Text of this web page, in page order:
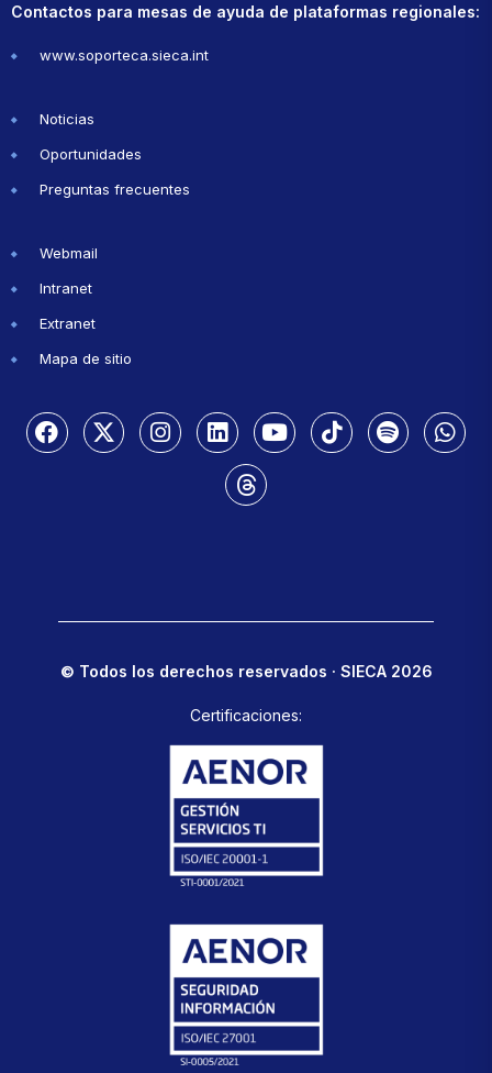
Contactos para mesas de ayuda de plataformas regionales:
www.soporteca.sieca.int
Noticias
Oportunidades
Preguntas frecuentes
Webmail
Intranet
Extranet
Mapa de sitio
© Todos los derechos reservados · SIECA 2026
Certificaciones: